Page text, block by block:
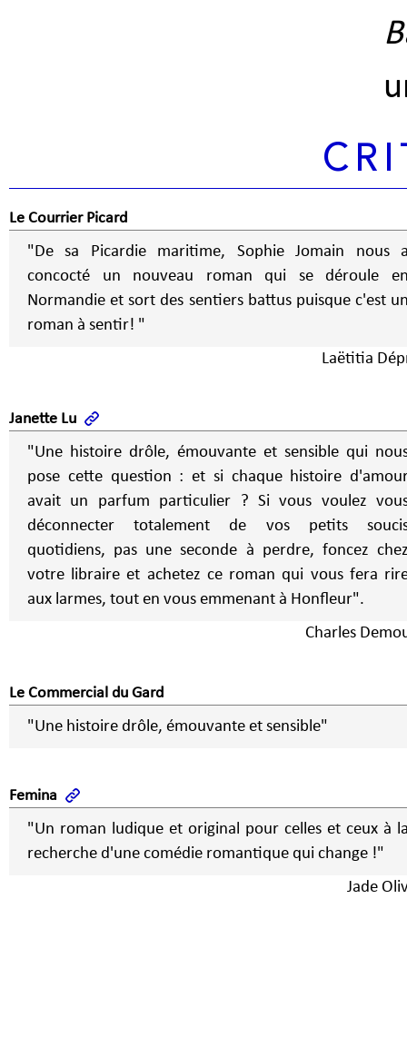
Le Courrier Picard
"De sa Picardie maritime, Sophie Jomain nous
concocté un nouveau roman qui se déroule
Normandie et sort des sentiers battus puisque c'est
roman à sentir! "
Laëtitia
Janette Lu
"Une histoire drôle, émouvante et sensible qui
pose cette question : et si chaque histoire
avait un parfum particulier ? Si vous voulez
déconnecter totalement de vos petits
quotidiens, pas une seconde à perdre, foncez
votre libraire et achetez ce roman qui vous fera
aux larmes, tout en vous emmenant à Honfleur".
Charles
Le Commercial du Gard
"Une histoire drôle, émouvante et sensible"
Femina
"Un roman ludique et original pour celles et ceux à
recherche d'une comédie romantique qui change !"
Jade